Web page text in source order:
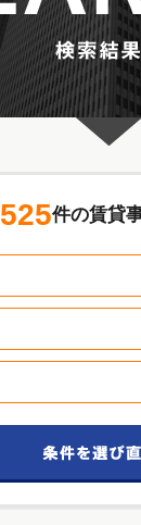
525件の賃貸